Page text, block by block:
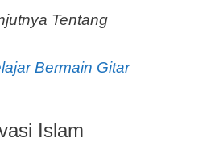
Tentang
Bermain Gitar
Islam